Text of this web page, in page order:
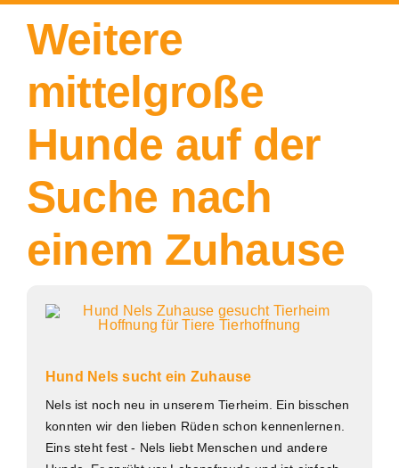
Weitere
mittelgroße
Hunde auf der
Suche nach
einem Zuhause
Hund Nels sucht ein Zuhause
Nels ist noch neu in unserem Tierheim. Ein bisschen
konnten wir den lieben Rüden schon kennenlernen.
Eins steht fest - Nels liebt Menschen und andere